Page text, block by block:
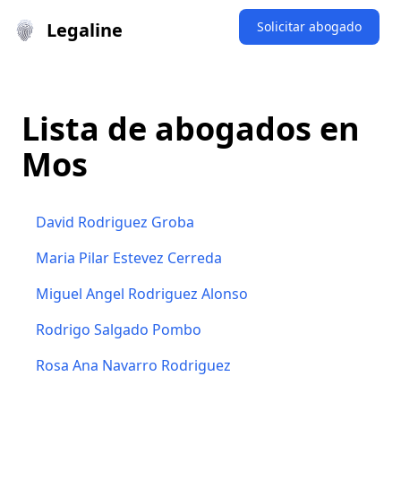
Legaline Solicitar abogado
Lista de abogados en
Mos
David Rodriguez Groba
Maria Pilar Estevez Cerreda
Miguel Angel Rodriguez Alonso
Rodrigo Salgado Pombo
Rosa Ana Navarro Rodriguez